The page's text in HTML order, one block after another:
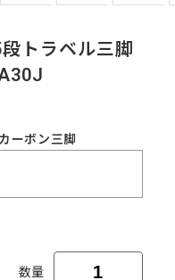
トラベル三脚
ーボン三脚
数量